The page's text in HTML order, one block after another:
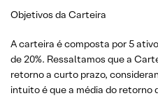
Objetivos da Carteira
A carteira é composta por 5
de 20%. Ressaltamos que a
retorno a curto prazo,
intuito é que a média do retorno